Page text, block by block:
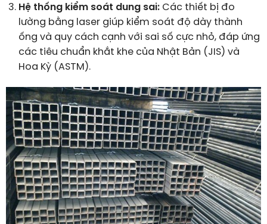
Hệ thống kiểm soát dung sai:Các thiết bị đo
lường bằng laser giúp kiểm soát độ dày thành
ống và quy cách cạnh với sai số cực nhỏ, đáp ứng
các tiêu chuẩn khắt khe của Nhật Bản (JIS) và
Hoa Kỳ (ASTM).